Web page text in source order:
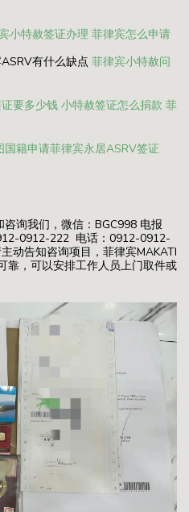
小特赦签证办理 菲律宾怎么申请
有什么缺点 菲律宾小特赦问
要多少钱 小特赦签证怎么捐款 菲
国籍申请菲律宾永居ASRV签证
询我们，微信：BGC998 电报
0912-222 电话：0912-0912-
动告知咨询项目，菲律宾MAKATI
靠，可以安排工作人员上门取件或